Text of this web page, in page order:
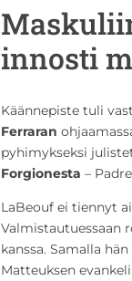
innosti
Käännepiste tuli
Ferraran
pyhimykseksi
Forgionesta –
LaBeouf ei tiennyt
Valmistautuessaan
kanssa. Samalla
Matteuksen